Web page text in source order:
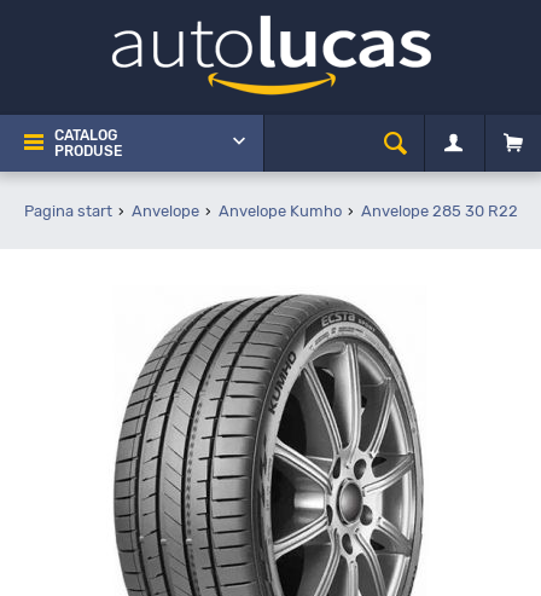
CATALOG
PRODUSE
Pagina start Anvelope Anvelope Kumho Anvelope 285 30 R22